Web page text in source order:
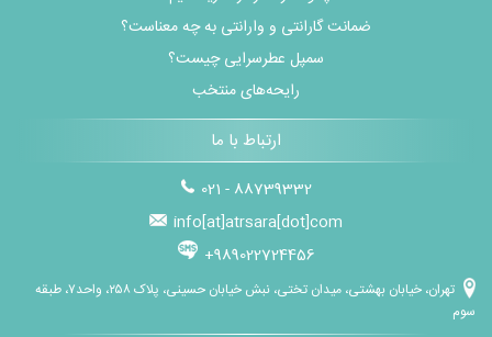
ضمانت گارانتی و وارانتی به چه معناست؟
سمپل عطرسرایی چیست؟
رایحه‌های منتخب
ارتباط با ما
021 - 88739332
info[at]atrsara[dot]com
+989022724456
تهران، خیابان بهشتی، میدان تختی، نبش خیابان حسینی، پلاک ۲۵۸، واحد۷، طبقه
سوم